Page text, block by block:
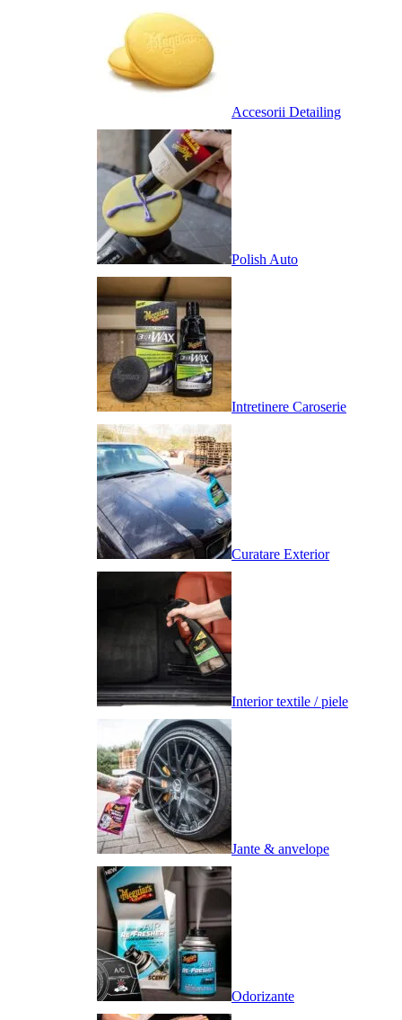
Accesorii Detailing
Polish Auto
Intretinere Caroserie
Curatare Exterior
Interior textile / piele
Jante & anvelope
Odorizante